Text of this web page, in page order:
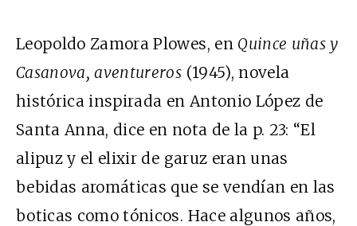
Leopoldo Zamora Plowes, en Quince uñas y
Casanova, aventureros (1945), novela
histórica inspirada en Antonio López de
Santa Anna, dice en nota de la p. 23: “El
alipuz y el elixir de garuz eran unas
bebidas aromáticas que se vendían en las
boticas como tónicos. Hace algunos años,